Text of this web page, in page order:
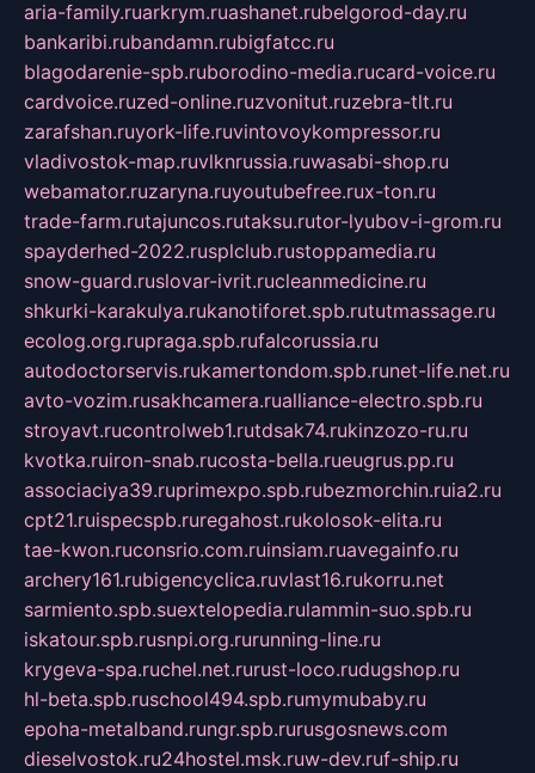
aria-family.ruarkrym.ruashanet.rubelgorod-day.ru
bankaribi.rubandamn.rubigfatcc.ru
blagodarenie-spb.ruborodino-media.rucard-voice.ru
cardvoice.ruzed-online.ruzvonitut.ruzebra-tlt.ru
zarafshan.ruyork-life.ruvintovoykompressor.ru
vladivostok-map.ruvlknrussia.ruwasabi-shop.ru
webamator.ruzaryna.ruyoutubefree.rux-ton.ru
trade-farm.rutajuncos.rutaksu.rutor-lyubov-i-grom.ru
spayderhed-2022.rusplclub.rustoppamedia.ru
snow-guard.ruslovar-ivrit.rucleanmedicine.ru
shkurki-karakulya.rukanotiforet.spb.rututmassage.ru
ecolog.org.rupraga.spb.rufalcorussia.ru
autodoctorservis.rukamertondom.spb.runet-life.net.ru
avto-vozim.rusakhcamera.rualliance-electro.spb.ru
stroyavt.rucontrolweb1.rutdsak74.rukinzozo-ru.ru
kvotka.ruiron-snab.rucosta-bella.rueugrus.pp.ru
associaciya39.ruprimexpo.spb.rubezmorchin.ruia2.ru
cpt21.ruispecspb.ruregahost.rukolosok-elita.ru
tae-kwon.ruconsrio.com.ruinsiam.ruavegainfo.ru
archery161.rubigencyclica.ruvlast16.rukorru.net
sarmiento.spb.suextelopedia.rulammin-suo.spb.ru
iskatour.spb.rusnpi.org.rurunning-line.ru
krygeva-spa.ruchel.net.rurust-loco.rudugshop.ru
hl-beta.spb.ruschool494.spb.rumymubaby.ru
epoha-metalband.rungr.spb.rurusgosnews.com
dieselvostok.ru24hostel.msk.ruw-dev.ruf-ship.ru